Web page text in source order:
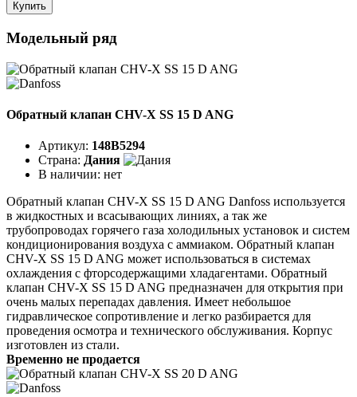
Купить
Модельный ряд
Обратный клапан CHV-X SS 15 D ANG
Артикул: 148B5294
Страна: Дания
В наличии: нет
Обратный клапан CHV-X SS 15 D ANG Danfoss используется
в жидкостных и всасывающих линиях, а так же
трубопроводах горячего газа холодильных установок и систем
кондиционирования воздуха с аммиаком. Обратный клапан
CHV-X SS 15 D ANG может использоваться в системах
охлаждения с фторсодержащими хладагентами. Обратный
клапан CHV-X SS 15 D ANG предназначен для открытия при
очень малых перепадах давления. Имеет небольшое
гидравлическое сопротивление и легко разбирается для
проведения осмотра и технического обслуживания. Корпус
изготовлен из стали.
Временно не продается